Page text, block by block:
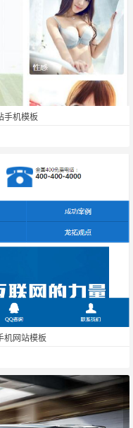
手机模板
机网站模板